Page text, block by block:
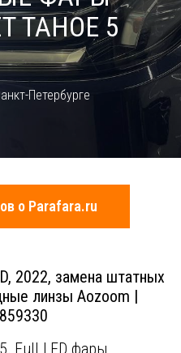
TAHOE 5
Петербурге
о Parafara.ru
2022, замена штатных
линзы Aozoom |
Full LED фары